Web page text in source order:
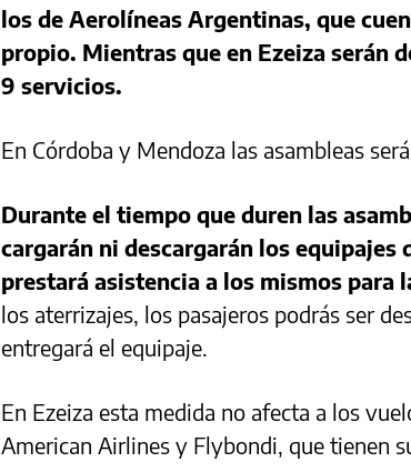
los de Aerolíneas Argentinas, que
propio. Mientras que en Ezeiza serán
9 servicios.
En Córdoba y Mendoza las asambleas
Durante el tiempo que duren las
cargarán ni descargarán los equipajes
prestará asistencia a los mismos para
los aterrizajes, los pasajeros podrás ser
entregará el equipaje.
En Ezeiza esta medida no afecta a los
American Airlines y Flybondi, que tienen